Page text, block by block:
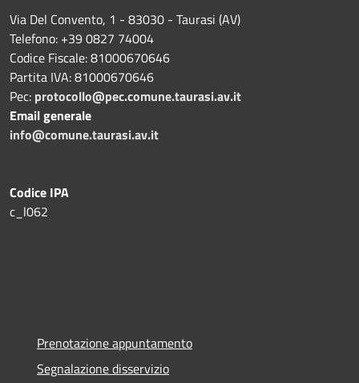
Via Del Convento, 1 - 83030 - Taurasi (AV)
Telefono: +39 0827 74004
Codice Fiscale: 81000670646
Partita IVA: 81000670646
Pec: protocollo@pec.comune.taurasi.av.it
Email generale
info@comune.taurasi.av.it
Codice IPA
c_l062
Prenotazione appuntamento
Segnalazione disservizio